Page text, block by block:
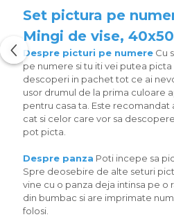
Set pictura pe
Mingi de vise,
Despre picturi pe numere Cu
pe numere si tu iti vei putea
descoperi in pachet tot ce ai
usor drumul de la prima culoare
pentru casa ta. Este
cat si celor care vor sa
pot picta.
Despre panza Poti incepe sa
Spre deosebire de alte seturi
vine cu o panza deja intinsa pe o
din bumbac si are imprimate
folosi.